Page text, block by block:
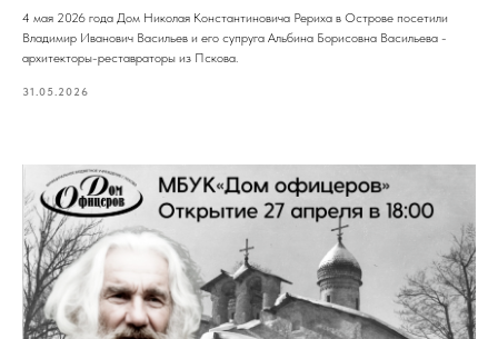
4 мая 2026 года Дом Николая Константиновича Рериха в Острове посетили
Владимир Иванович Васильев и его супруга Альбина Борисовна Васильева -
архитекторы-реставраторы из Пскова.
31.05.2026